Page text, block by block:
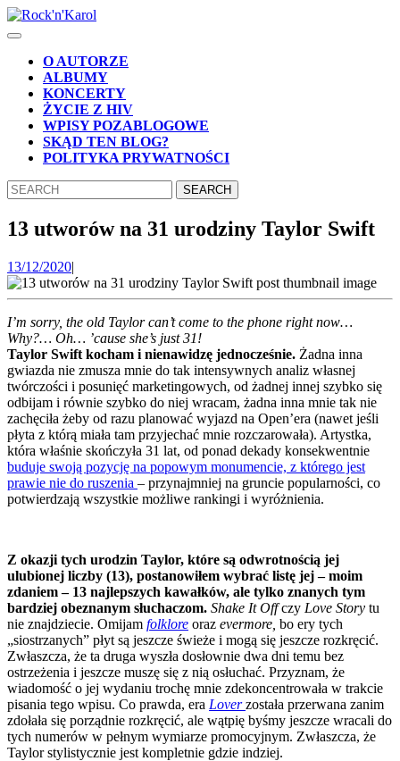
Skip
to
Skip
content
Open
ButtonO AUTORZE
ALBUMY
KONCERTY
ŻYCIE Z HIV
WPISY POZABLOGOWE
SKĄD TEN BLOG?
POLITYKA PRYWATNOŚCI
CLOSE
BUTTON
Search
for:
13 utworów na 31 urodziny Taylor Swift
13/12/202013/12/2020
|
I’m sorry, the old Taylor can’t come to the phone right now…
Why?… Oh… ’cause she’s just 31!
Taylor Swift kocham i nienawidzę jednocześnie. Żadna inna
gwiazda nie zmusza mnie do tak intensywnych analiz własnej
twórczości i posunięć marketingowych, od żadnej innej szybko się
odbijam i równie szybko do niej wracam, żadna inna mnie tak nie
zachęciła żeby od razu planować wyjazd na Open’era (nawet jeśli
płyta z którą miała tam przyjechać mnie rozczarowała). Artystka,
która właśnie skończyła 31 lat, od ponad dekady konsekwentnie
buduje swoją pozycję na popowym monumencie, z którego jest
prawie nie do ruszenia – przynajmniej na gruncie popularności, co
potwierdzają wszystkie możliwe rankingi i wyróżnienia.
Z okazji tych urodzin Taylor, które są odwrotnością jej
ulubionej liczby (13), postanowiłem wybrać listę jej – moim
zdaniem – 13 najlepszych kawałków, ale tylko znanych tym
bardziej obeznanym słuchaczom. Shake It Offczy Love Story tu
nie znajdziecie. Omijam folklore oraz evermore, bo ery tych
„siostrzanych” płyt są jeszcze świeże i mogą się jeszcze rozkręcić.
Zwłaszcza, że ta druga wyszła dosłownie dwa dni temu bez
ostrzeżenia i jeszcze muszę się z nią osłuchać. Przyznam, że
wiadomość o jej wydaniu trochę mnie zdekoncentrowała w trakcie
pisania tego wpisu. Co prawda, era Loverzostała przerwana zanim
zdołała się porządnie rozkręcić, ale wątpię byśmy jeszcze wracali do
tych numerów w pełnym wymiarze promocyjnym. Zwłaszcza, że
Taylor stylistycznie jest kompletnie gdzie indziej.